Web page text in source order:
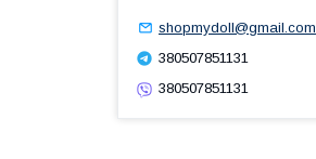
shopmydoll@gmail.com
380507851131
380507851131